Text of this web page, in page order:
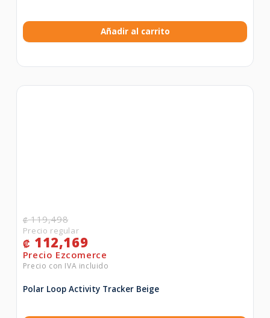
Añadir al carrito
₡119,498
₡ 112,169
Polar Loop Activity Tracker Beige